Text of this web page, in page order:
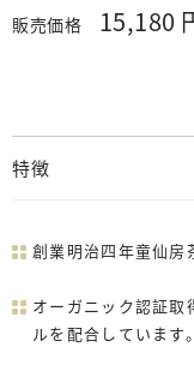
販売価格 15,180
特徴
創業明治四年童仙房
オーガニック認証取
ルを配合しています。